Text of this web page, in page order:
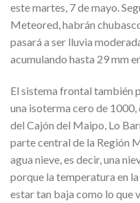
este martes, 7 de mayo.
Meteored, habrán
pasará a ser lluvia
acumulando hasta 29 mm
El sistema frontal también
una isoterma cero de 1000,
del Cajón del Maipo, Lo
parte central de la Región
agua nieve, es decir, una
porque la temperatura en
estar tan baja como lo que